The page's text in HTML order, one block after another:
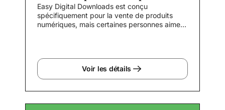
Easy Digital Downloads est conçu
spécifiquement pour la vente de produits
numériques, mais certaines personnes aiment
Voir les détails